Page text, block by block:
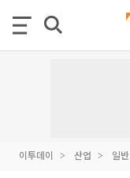
이투데이 산업 일반